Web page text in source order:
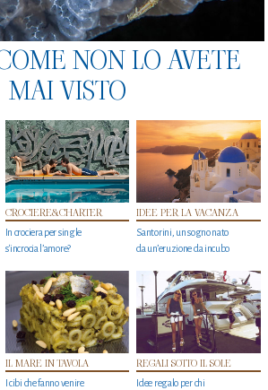
NON LO AVETE
MAI VISTO
CROCIERE&CHARTER
In crociera per single
s'incrocia l’amore?
IDEE PER LA VACANZA
Santorini, un sogno nato
da un’eruzione da incubo
IL MARE IN TAVOLA
I cibi che fanno venire
REGALI SOTTO IL SOLE
Idee regalo per chi